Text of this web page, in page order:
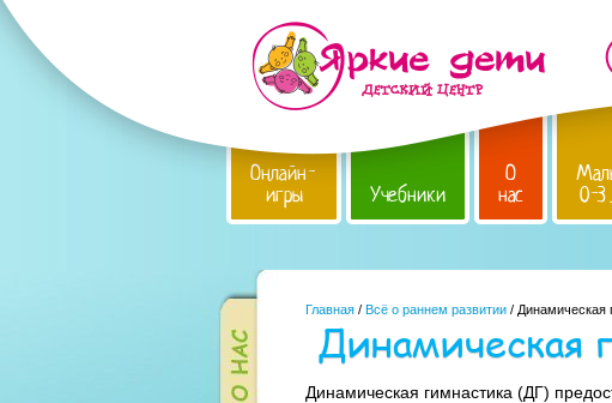
Онлайн-
игры Учебники
О
нас 0-3
Главная / Всё о раннем развитии / Динамическая
Динамическая
Динамическая гимнастика (ДГ)